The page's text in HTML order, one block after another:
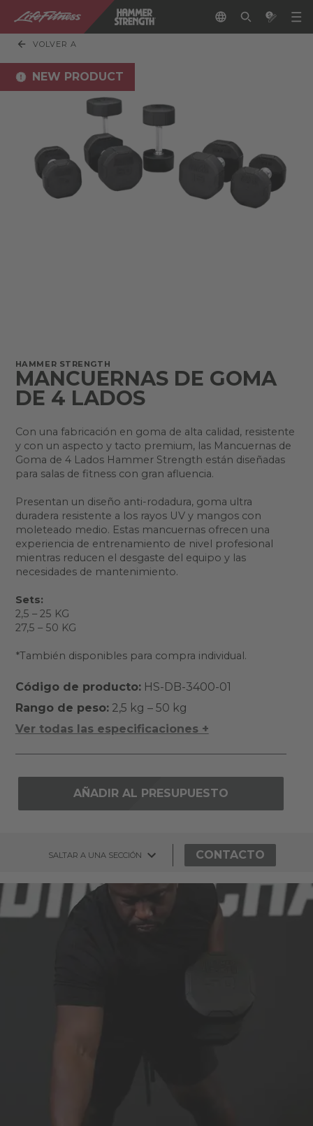
VOLVER A
NEW PRODUCT
HAMMER STRENGTH
MANCUERNAS DE GOMA
DE 4 LADOS
Con una fabricación en goma de alta calidad, resistente
y con un aspecto y tacto premium, las Mancuernas de
Goma de 4 Lados Hammer Strength están diseñadas
para salas de fitness con gran afluencia.
Presentan un diseño anti-rodadura, goma ultra
duradera resistente a los rayos UV y mangos con
moleteado medio. Estas mancuernas ofrecen una
experiencia de entrenamiento de nivel profesional
mientras reducen el desgaste del equipo y las
necesidades de mantenimiento.
Sets:
2,5 – 25 KG
27,5 – 50 KG
*También disponibles para compra individual.
Código de producto:HS-DB-3400-01
Rango de peso:2,5 kg – 50 kg
Ver todas las especificaciones +
AÑADIR AL PRESUPUESTO
SALTAR A UNA SECCIÓN CONTACTO